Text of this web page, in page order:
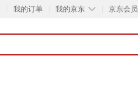
我的订单 ◇
我的京东 京东会员